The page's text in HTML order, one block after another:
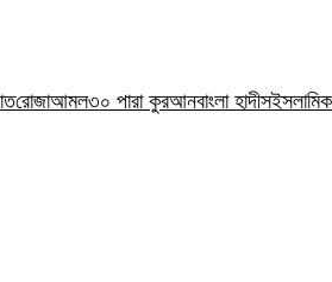
রোজাআমল৩০ পারা কুরআনবাংলা হাদীস